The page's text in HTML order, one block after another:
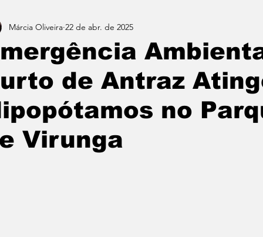
do Tempo - (Blog) Nas linhas do Tempo (Blog -
de Antraz
no
Virunga
Márcia Oliveira 22 de abr. de 2025